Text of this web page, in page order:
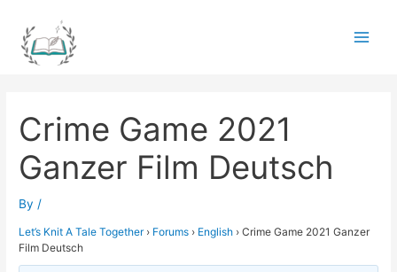
content
Crime Game 2021
Ganzer Film Deutsch
By /
Let’s Knit A Tale Together › Forums › English › Crime Game 2021 Ganzer
Film Deutsch